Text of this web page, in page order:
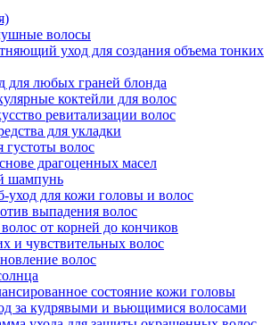
волосы
уход для создания объема тонких
для любых граней блонда
коктейли для волос
ревитализации волос
для укладки
густоты волос
драгоценных масел
шампунь
уход для кожи головы и волос
выпадения волос
от корней до кончиков
и чувствительных волос
волос
состояние кожи головы
за кудрявыми и вьющимися волосами